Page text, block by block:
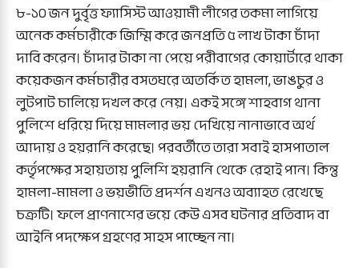
৮-১০ জন দুর্বৃত্ত ফ্যাসিস্ট আওয়ামী লীগের তকমা লাগিয়ে
অনেক কর্মচারীকে জিম্মি করে জনপ্রতি ৫ লাখ টাকা চাঁদা
দাবি করেন। চাঁদার টাকা না পেয়ে পরীবাগের কোয়ার্টারে থাকা
কয়েকজন কর্মচারীর বসতঘরে অতর্কিত হামলা, ভাঙচুর ও
লুটপাট চালিয়ে দখল করে নেয়। একই সঙ্গে শাহবাগ থানা
পুলিশে ধরিয়ে দিয়ে মামলার ভয় দেখিয়ে নানাভাবে অর্থ
আদায় ও হয়রানি করেছে। পরবর্তীতে তারা সবাই হাসপাতাল
কর্তৃপক্ষের সহায়তায় পুলিশি হয়রানি থেকে রেহাই পান। কিন্তু
হামলা-মামলা ও ভয়ভীতি প্রদর্শন এখনও অব্যাহত রেখেছে
চক্রটি। ফলে প্রাণনাশের ভয়ে কেউ এসব ঘটনার প্রতিবাদ বা
আইনি পদক্ষেপ গ্রহণের সাহস পাচ্ছেন না।